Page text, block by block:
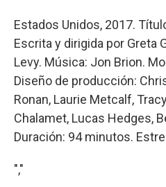
Estados Unidos, 2017.
Escrita y dirigida por Greta
Levy. Música: Jon Brion.
Diseño de producción:
Ronan, Laurie Metcalf,
Chalamet, Lucas Hedges,
Duración: 94 minutos.
","